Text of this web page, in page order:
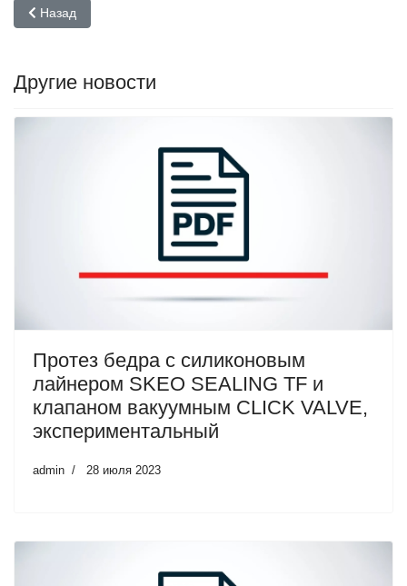
Предыдущий: Протез бедра с пневматическим
Назад
Другие новости
Протез бедра с силиконовым
лайнером SKEO SEALING TF и
клапаном вакуумным CLICK VALVE,
экспериментальный
admin 28 июля 2023